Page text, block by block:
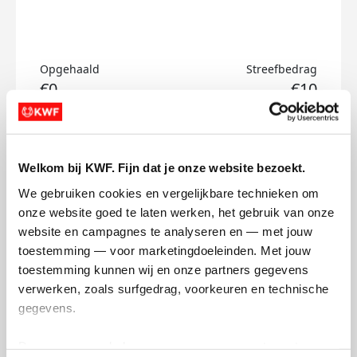
Welkom bij KWF. Fijn dat je onze website bezoekt.
We gebruiken cookies en vergelijkbare technieken om
onze website goed te laten werken, het gebruik van onze
website en campagnes te analyseren en — met jouw
toestemming — voor marketingdoeleinden. Met jouw
toestemming kunnen wij en onze partners gegevens
verwerken, zoals surfgedrag, voorkeuren en technische
gegevens.
Opgehaald
€0
Streefbedrag
€10
Doneer
Amber's badges